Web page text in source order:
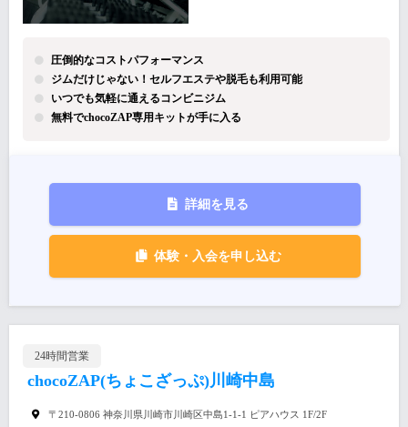
圧倒的なコストパフォーマンス
ジムだけじゃない！セルフエステや脱毛も利用可能
いつでも気軽に通えるコンビニジム
無料でchocoZAP専用キットが手に入る
詳細を見る
体験・入会を申し込む
24時間営業
chocoZAP(ちょこざっぷ)川崎中島
〒210-0806 神奈川県川崎市川崎区中島1-1-1 ピアハウス 1F/2F